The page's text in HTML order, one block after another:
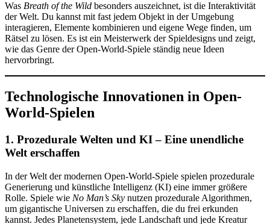
Was Breath of the Wild besonders auszeichnet, ist die Interaktivität
der Welt. Du kannst mit fast jedem Objekt in der Umgebung
interagieren, Elemente kombinieren und eigene Wege finden, um
Rätsel zu lösen. Es ist ein Meisterwerk der Spieldesigns und zeigt,
wie das Genre der Open-World-Spiele ständig neue Ideen
hervorbringt.
Technologische Innovationen in Open-
World-Spielen
1. Prozedurale Welten und KI – Eine unendliche
Welt erschaffen
In der Welt der modernen Open-World-Spiele spielen prozedurale
Generierung und künstliche Intelligenz (KI) eine immer größere
Rolle. Spiele wie No Man’s Sky nutzen prozedurale Algorithmen,
um gigantische Universen zu erschaffen, die du frei erkunden
kannst. Jedes Planetensystem, jede Landschaft und jede Kreatur